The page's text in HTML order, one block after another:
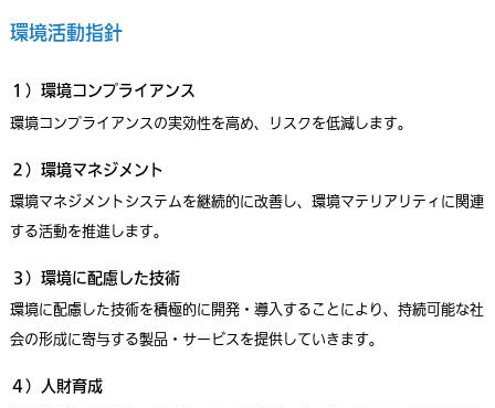
環境活動指針
１）環境コンプライアンス
環境コンプライアンスの実効性を高め、リスクを低減します。
２）環境マネジメント
環境マネジメントシステムを継続的に改善し、環境マテリアリティに関連
する活動を推進します。
３）環境に配慮した技術
環境に配慮した技術を積極的に開発・導入することにより、持続可能な社
会の形成に寄与する製品・サービスを提供していきます。
４）人財育成